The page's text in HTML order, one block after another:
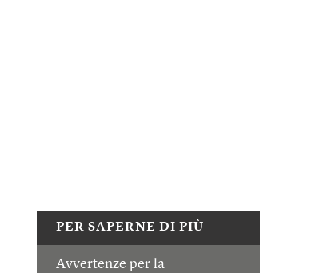
PER SAPERNE DI PIÙ
Avvertenze per la